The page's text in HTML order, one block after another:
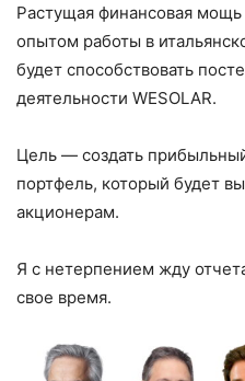
Растущая финансовая
опытом работы в
будет способствовать
деятельности WESOLAR.
Цель — создать
портфель, который будет
акционерам.
Я с нетерпением жду
свое время.